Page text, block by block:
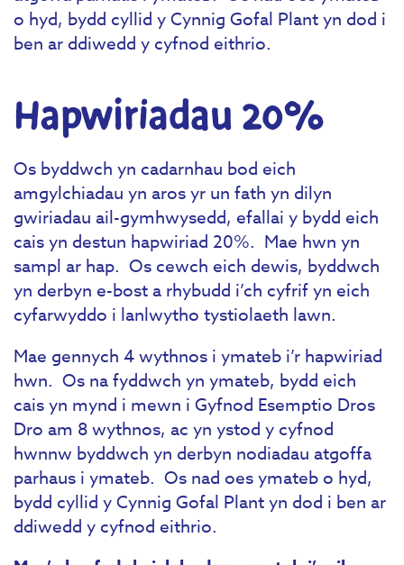
o hyd, bydd cyllid y Cynnig Gofal Plant yn dod i
ben ar ddiwedd y cyfnod eithrio.
Hapwiriadau 20%
Os byddwch yn cadarnhau bod eich
amgylchiadau yn aros yr un fath yn dilyn
gwiriadau ail-gymhwysedd, efallai y bydd eich
cais yn destun hapwiriad 20%. Mae hwn yn
sampl ar hap. Os cewch eich dewis, byddwch
yn derbyn e-bost a rhybudd i’ch cyfrif yn eich
cyfarwyddo i lanlwytho tystiolaeth lawn.
Mae gennych 4 wythnos i ymateb i’r hapwiriad
hwn. Os na fyddwch yn ymateb, bydd eich
cais yn mynd i mewn i Gyfnod Esemptio Dros
Dro am 8 wythnos, ac yn ystod y cyfnod
hwnnw byddwch yn derbyn nodiadau atgoffa
parhaus i ymateb. Os nad oes ymateb o hyd,
bydd cyllid y Cynnig Gofal Plant yn dod i ben ar
ddiwedd y cyfnod eithrio.